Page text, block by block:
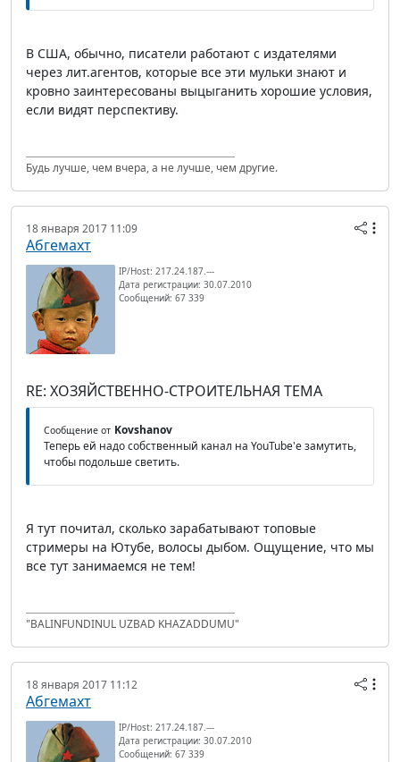
В США, обычно, писатели работают с издателями
через лит.агентов, которые все эти мульки знают и
кровно заинтересованы выцыганить хорошие условия,
если видят перспективу.
Будь лучше, чем вчера, а не лучше, чем другие.
18 января 2017 11:09
Абгемахт
IP/Host: 217.24.187.---
Дата регистрации: 30.07.2010
Сообщений: 67 339
RE: ХОЗЯЙСТВЕННО-СТРОИТЕЛЬНАЯ ТЕМА
Сообщение от Kovshanov
Теперь ей надо собственный канал на YouTube'е замутить,
чтобы подольше светить.
Я тут почитал, сколько зарабатывают топовые
стримеры на Ютубе, волосы дыбом. Ощущение, что мы
все тут занимаемся не тем!
"BALINFUNDINUL UZBAD KHAZADDUMU"
18 января 2017 11:12
Абгемахт
IP/Host: 217.24.187.---
Дата регистрации: 30.07.2010
Сообщений: 67 339